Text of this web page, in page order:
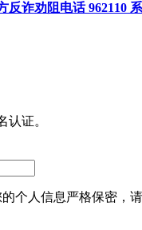
反诈劝阻电话 962110
认证。
个人信息严格保密，